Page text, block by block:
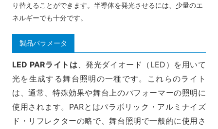
り替えることができます。半導体を発光させるには、少量のエ
ネルギーでも十分です。
製品パラメータ
LED PARライトは 、発光ダイオード（LED）を用いて
光を生成する舞台照明の一種です。これらのライト
は、通常、特殊効果や舞台上のパフォーマーの照明に
使用されます。PARとはパラボリック・アルミナイズ
ド・リフレクターの略で、舞台照明で一般的に使用さ